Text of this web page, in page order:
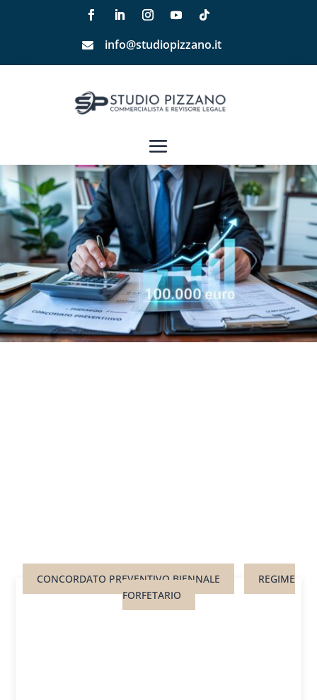
 info@studiopizzano.it
CONCORDATO PREVENTIVO BIENNALE
REGIME
FORFETARIO